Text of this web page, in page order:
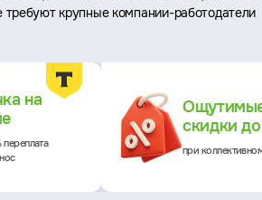
требуют крупные компании-работодатели
на
переплата
скидки
при